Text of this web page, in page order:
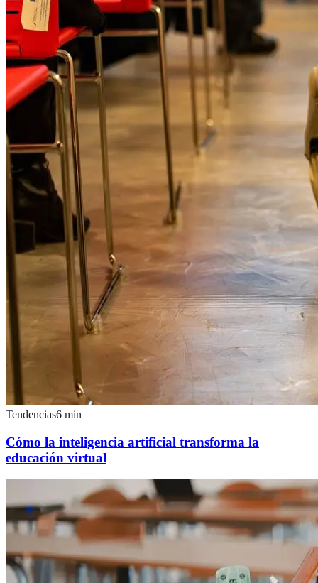
Tendencias6 min
Cómo la inteligencia artificial transforma la
educación virtual